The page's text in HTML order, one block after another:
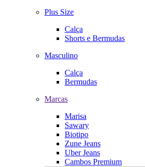
Plus Size
Calça
Shorts e Bermudas
Masculino
Calça
Bermudas
Marcas
Marisa
Sawary
Biotipo
Zune Jeans
Uber Jeans
Cambos Premium